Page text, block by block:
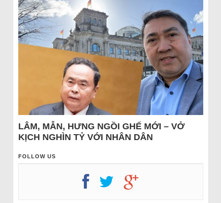
LÂM, MẪN, HƯNG NGỒI GHẾ MỚI – VỞ
KỊCH NGHÌN TỶ VỚI NHÂN DÂN
FOLLOW US